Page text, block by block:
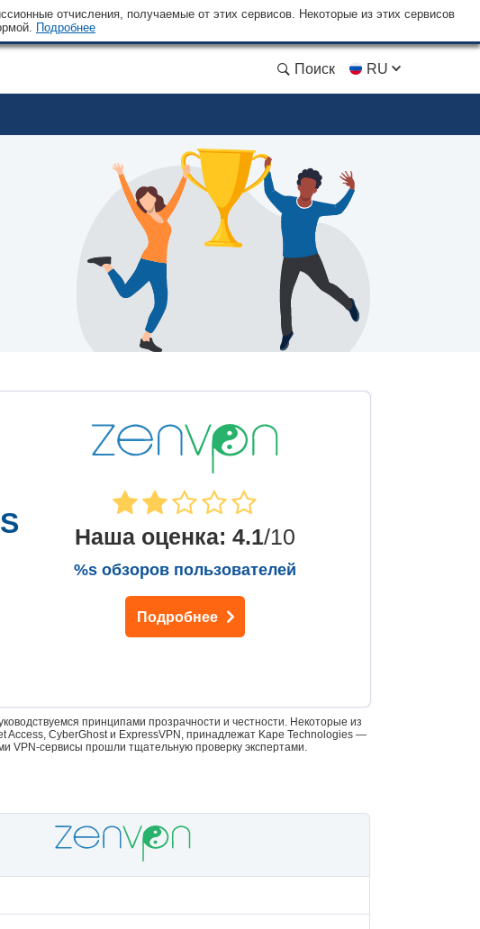
отчисления, получаемые от этих сервисов. Некоторые из этих сервисов
Подробнее
Поиск RU
Наша оценка: 4.1/10
%s обзоров пользователей
Подробнее
принципами прозрачности и честности. Некоторые из
Access, CyberGhost и ExpressVPN, принадлежат Kape Technologies —
VPN-сервисы прошли тщательную проверку экспертами.